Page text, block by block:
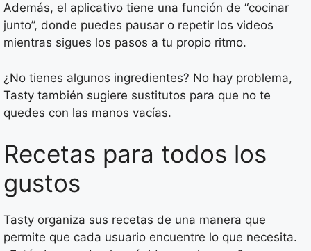
Además, el aplicativo tiene una función de “cocinar
junto”, donde puedes pausar o repetir los videos
mientras sigues los pasos a tu propio ritmo.
¿No tienes algunos ingredientes? No hay problema,
Tasty también sugiere sustitutos para que no te
quedes con las manos vacías.
Recetas para todos los
gustos
Tasty organiza sus recetas de una manera que
permite que cada usuario encuentre lo que necesita.